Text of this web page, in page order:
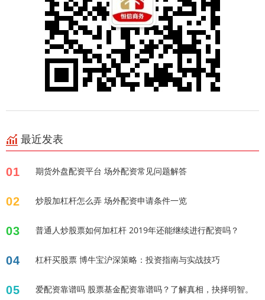
最近发表
01 期货外盘配资平台 场外配资常见问题解答
02 炒股加杠杆怎么弄 场外配资申请条件一览
03 普通人炒股票如何加杠杆 2019年还能继续进行配资吗？
04 杠杆买股票 博牛宝沪深策略：投资指南与实战技巧
05 爱配资靠谱吗 股票基金配资靠谱吗？了解真相，抉择明智。